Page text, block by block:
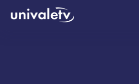
conteúdo